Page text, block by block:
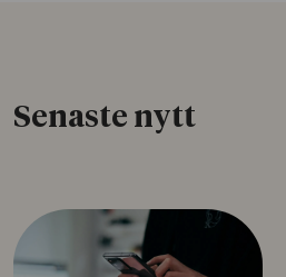
Senaste nytt